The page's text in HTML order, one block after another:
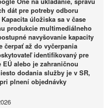
dát pre potreby odboru
úložiska sa v čase
produkcie multimediálneho
navyšovanie kapacity
čerpať až do vyčerpania
identifikovaný pre
alebo je zahraničnou
dodania služby je v SR,
plnení objednávky